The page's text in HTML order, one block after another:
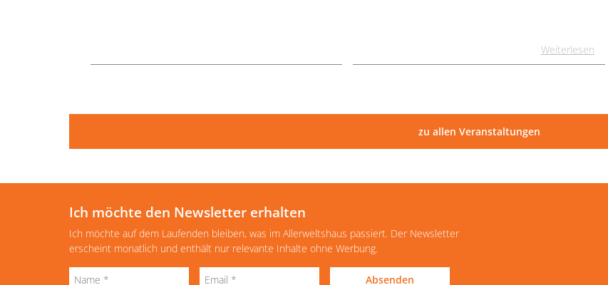
Weiterlesen
zu allen Veranstaltungen
Ich möchte den Newsletter erhalten
Ich möchte auf dem Laufenden bleiben, was im Allerweltshaus passiert. Der Newsletter
erscheint monatlich und enthält nur relevante Inhalte ohne Werbung.
Absenden